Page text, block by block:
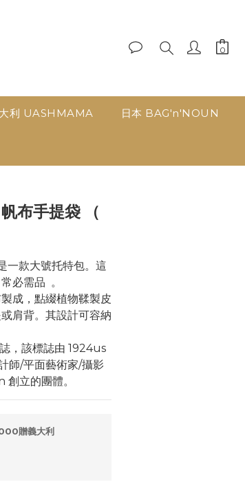
利 UASHMAMA 日本 BAG'n'NOUN
布手提袋 （
一款大號托特包。這
必需品  。
成，點綴植物鞣製皮
肩背。其設計可容納
，該標誌由 1924us
師/平面藝術家/攝影
立的團體。
贈義大利